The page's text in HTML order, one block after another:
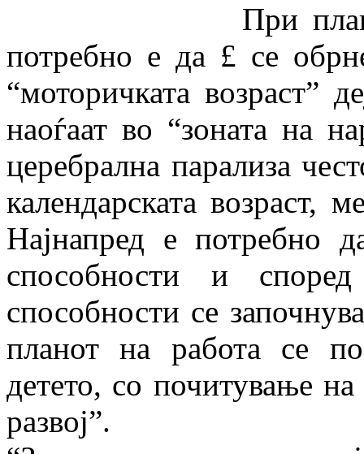
При
потребно е да £ се
“моторичката возраст”
наоѓаат во “зоната на
церебрална парализа
календарската возраст,
Најнапред е потребно
способности и според
способности се
планот на работа се
детето, со почитување
развој”.